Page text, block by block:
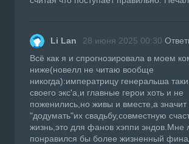
Li Lan 28 июня 2025 00:30
Всё как я и спрогнозировала в моем
ниже(новелл не читаю вообще
никогда):императрицу генеральша
своего экс'а,и главные герои хоть и не
поженились,но живы и вместе,а
"додумать"их свадьбу,совместную
жизнь,это для фанов хэппи эндов.Мне
понравился бы более жизненный